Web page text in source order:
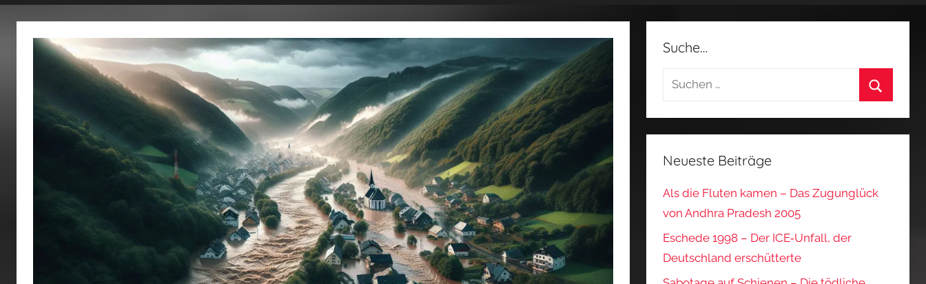
fertig…!
Suche…
Suchen
Neueste Beiträge
Als die Fluten kamen – Das Zugunglück
von Andhra Pradesh 2005
Eschede 1998 – Der ICE‑Unfall, der
Deutschland erschütterte